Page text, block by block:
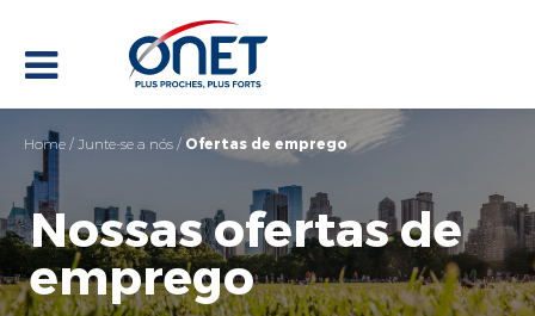
Home / Junte-se a nós / Ofertas de emprego
Nossas ofertas de
emprego